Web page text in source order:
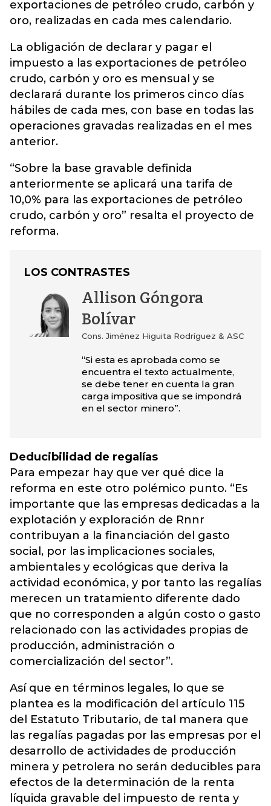
exportaciones de petróleo crudo, carbón y
oro, realizadas en cada mes calendario.
La obligación de declarar y pagar el
impuesto a las exportaciones de petróleo
crudo, carbón y oro es mensual y se
declarará durante los primeros cinco días
hábiles de cada mes, con base en todas las
operaciones gravadas realizadas en el mes
anterior.
“Sobre la base gravable definida
anteriormente se aplicará una tarifa de
10,0% para las exportaciones de petróleo
crudo, carbón y oro” resalta el proyecto de
reforma.
LOS CONTRASTES
Allison Góngora
Bolívar
Cons. Jiménez Higuita Rodríguez & ASC
“Si esta es aprobada como se
encuentra el texto actualmente,
se debe tener en cuenta la gran
carga impositiva que se impondrá
en el sector minero”.
Deducibilidad de regalías
Para empezar hay que ver qué dice la
reforma en este otro polémico punto. “Es
importante que las empresas dedicadas a la
explotación y exploración de Rnnr
contribuyan a la financiación del gasto
social, por las implicaciones sociales,
ambientales y ecológicas que deriva la
actividad económica, y por tanto las regalías
merecen un tratamiento diferente dado
que no corresponden a algún costo o gasto
relacionado con las actividades propias de
producción, administración o
comercialización del sector”.
Así que en términos legales, lo que se
plantea es la modificación del artículo 115
del Estatuto Tributario, de tal manera que
las regalías pagadas por las empresas por el
desarrollo de actividades de producción
minera y petrolera no serán deducibles para
efectos de la determinación de la renta
líquida gravable del impuesto de renta y